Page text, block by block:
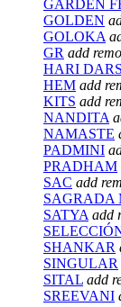
GARDEN
GOLDEN
GOLOKA
GR add
HARI
HEM add
KITS add
NANDITA
NAMASTE
PADMINI
PRADHAM
SAC add
SAGRADA
SATYA add
SHANKAR
SINGULAR
SITAL add
SREEVANI